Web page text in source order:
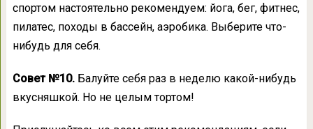
спортом настоятельно рекомендуем: йога, бег, фитнес,
пилатес, походы в бассейн, аэробика. Выберите что-
нибудь для себя.
Совет №10.Балуйте себя раз в неделю какой-нибудь
вкусняшкой. Но не целым тортом!